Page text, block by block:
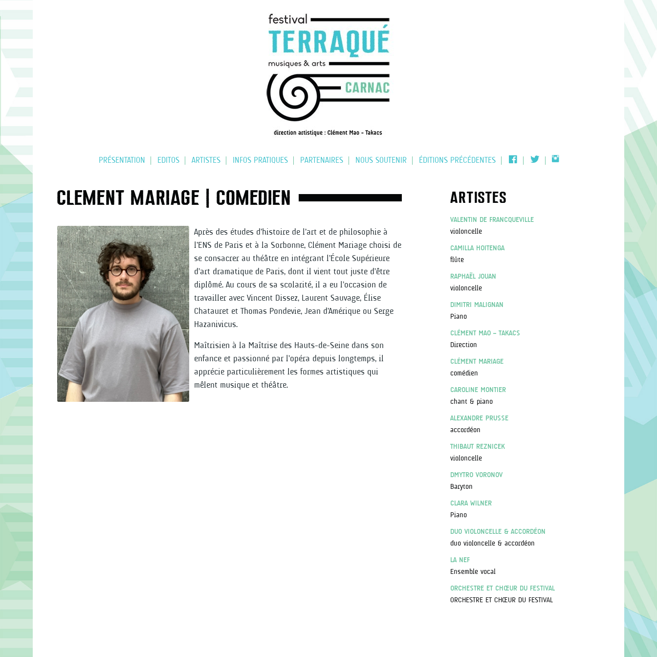
PRÉSENTATION EDITOS ARTISTES INFOS PRATIQUES PARTENAIRES NOUS SOUTENIR ÉDITIONS PRÉCÉDENTES FACEBOOKTWITTERINSTAGRAM
CLÉMENT MARIAGE | COMÉDIEN
Après des études d’histoire de l’art et de philosophie à
l’ENS de Paris et à la Sorbonne, Clément Mariage choisi de
se consacrer au théâtre en intégrant l’École Supérieure
d’art dramatique de Paris, dont il vient tout juste d’être
diplômé. Au cours de sa scolarité, il a eu l’occasion de
travailler avec Vincent Dissez, Laurent Sauvage, Élise
Chatauret et Thomas Pondevie, Jean d’Amérique ou Serge
Hazanivicus.
Maîtrisien à la Maîtrise des Hauts-de-Seine dans son
enfance et passionné par l’opéra depuis longtemps, il
apprécie particulièrement les formes artistiques qui
mêlent musique et théâtre.
ARTISTES
VALENTIN DE FRANCQUEVILLE
violoncelle
CAMILLA HOITENGA
flûte
RAPHAËL JOUAN
violoncelle
DIMITRI MALIGNAN
Piano
CLÉMENT MAO – TAKACS
Direction
CLÉMENT MARIAGE
comédien
CAROLINE MONTIER
chant & piano
ALEXANDRE PRUSSE
accordéon
THIBAUT REZNICEK
violoncelle
DMYTRO VORONOV
Baryton
CLARA WILNER
Piano
DUO VIOLONCELLE & ACCORDÉON
duo violoncelle & accordéon
LA NEF
Ensemble vocal
ORCHESTRE ET CHŒUR DU FESTIVAL
ORCHESTRE ET CHŒUR DU FESTIVAL